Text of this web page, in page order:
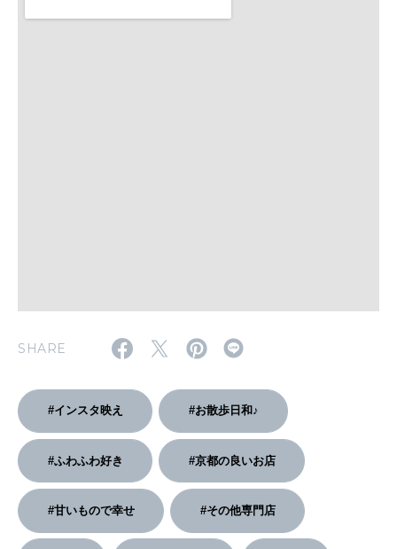
自分を耕す
2026年5月号「“大好き”に出会いに。韓国」
2026年4月号「未来をつくる、学びの教科書。」
2026年3月号「スイーツ予想図 2026」
2026年2月号「良運を掴む 新・開運術。」
FOLLOW US!
SHARE
#インスタ映え #お散歩日和♪
#ふわふわ好き #京都の良いお店
#甘いもので幸せ #その他専門店